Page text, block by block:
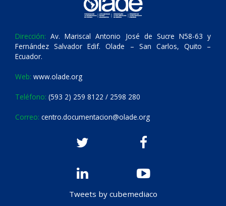
Dirección: Av. Mariscal Antonio José de Sucre N58-63 y
Fernández Salvador Edif. Olade – San Carlos, Quito –
Ecuador.
Web: www.olade.org
Teléfono: (593 2) 259 8122 / 2598 280
Correo: centro.documentacion@olade.org
Tweets by cubemediaco